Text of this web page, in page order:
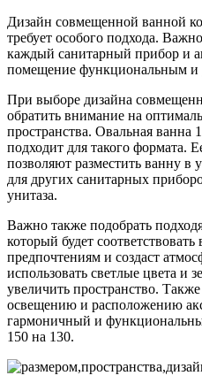
Дизайн совмещенной ванной
требует особого подхода.
каждый санитарный прибор и
помещение функциональным и
При выборе дизайна
обратить внимание на
пространства. Овальная ванна
подходит для такого формата.
позволяют разместить ванну в
для других санитарных
унитаза.
Важно также подобрать
который будет
предпочтениям и создаст
использовать светлые цвета и
увеличить пространство.
освещению и расположению
гармоничный и
150 на 130.